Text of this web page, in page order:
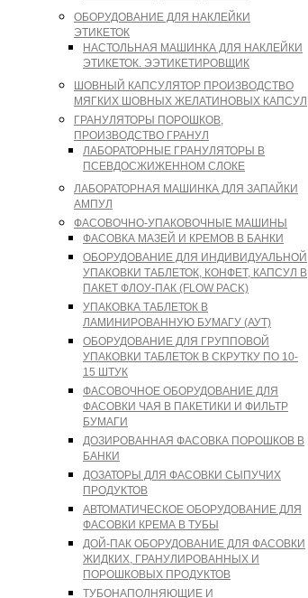
ОБОРУДОВАНИЕ ДЛЯ НАКЛЕЙКИ
ЭТИКЕТОК
НАСТОЛЬНАЯ МАШИНКА ДЛЯ НАКЛЕЙКИ
ЭТИКЕТОК. ЭЭТИКЕТИРОВЩИК
ШОВНЫЙ КАПСУЛЯТОР ПРОИЗВОДСТВО
МЯГКИХ ШОВНЫХ ЖЕЛАТИНОВЫХ КАПСУЛ
ГРАНУЛЯТОРЫ ПОРОШКОВ,
ПРОИЗВОДСТВО ГРАНУЛ
ЛАБОРАТОРНЫЕ ГРАНУЛЯТОРЫ В
ПСЕВДОСЖИЖЕННОМ СЛОКЕ
ЛАБОРАТОРНАЯ МАШИНКА ДЛЯ ЗАПАЙКИ
АМПУЛ
ФАСОВОЧНО-УПАКОВОЧНЫЕ МАШИНЫ
ФАСОВКА МАЗЕЙ И КРЕМОВ В БАНКИ
ОБОРУДОВАНИЕ ДЛЯ ИНДИВИДУАЛЬНОЙ
УПАКОВКИ ТАБЛЕТОК, КОНФЕТ, КАПСУЛ В
ПАКЕТ ФЛОУ-ПАК (FLOW PACK)
УПАКОВКА ТАБЛЕТОК В
ЛАМИНИРОВАННУЮ БУМАГУ (АУТ)
ОБОРУДОВАНИЕ ДЛЯ ГРУППОВОЙ
УПАКОВКИ ТАБЛЕТОК В СКРУТКУ ПО 10-
15 ШТУК
ФАСОВОЧНОЕ ОБОРУДОВАНИЕ ДЛЯ
ФАСОВКИ ЧАЯ В ПАКЕТИКИ И ФИЛЬТР
БУМАГИ
ДОЗИРОВАННАЯ ФАСОВКА ПОРОШКОВ В
БАНКИ
ДОЗАТОРЫ ДЛЯ ФАСОВКИ СЫПУЧИХ
ПРОДУКТОВ
АВТОМАТИЧЕСКОЕ ОБОРУДОВАНИЕ ДЛЯ
ФАСОВКИ КРЕМА В ТУБЫ
ДОЙ-ПАК ОБОРУДОВАНИЕ ДЛЯ ФАСОВКИ
ЖИДКИХ, ГРАНУЛИРОВАННЫХ И
ПОРОШКОВЫХ ПРОДУКТОВ
ТУБОНАПОЛНЯЮЩИЕ И